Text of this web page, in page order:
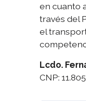
en cuanto
través del
el
Lcdo.
CNP: 11.805